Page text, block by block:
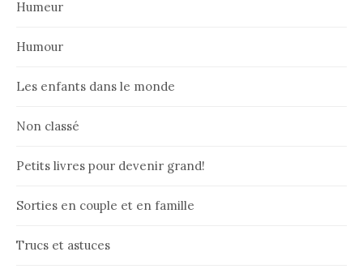
Humeur
Humour
Les enfants dans le monde
Non classé
Petits livres pour devenir grand!
Sorties en couple et en famille
Trucs et astuces